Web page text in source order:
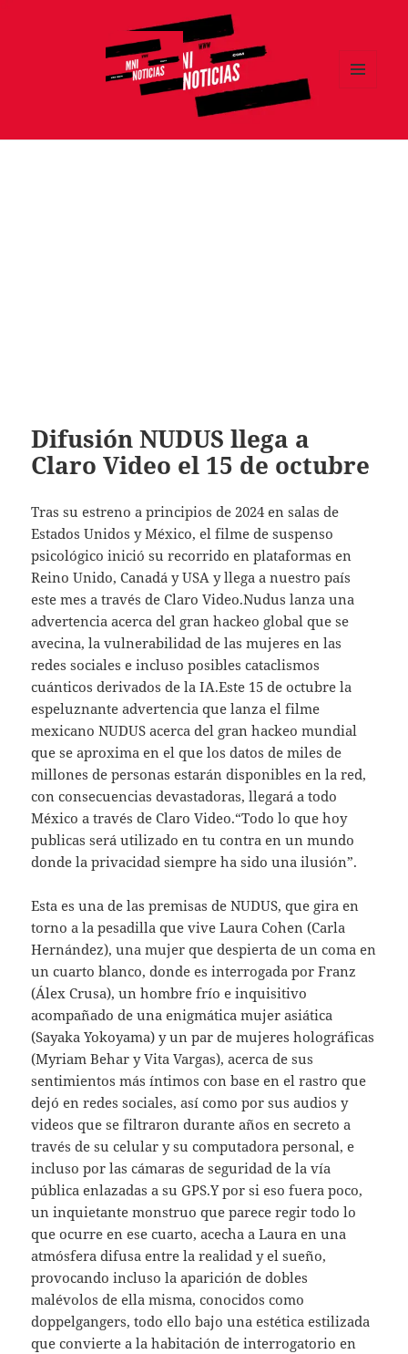
Difusión NUDUS llega a
Claro Video el 15 de octubre
Tras su estreno a principios de 2024 en salas de
Estados Unidos y México, el filme de suspenso
psicológico inició su recorrido en plataformas en
Reino Unido, Canadá y USA y llega a nuestro país
este mes a través de Claro Video.Nudus lanza una
advertencia acerca del gran hackeo global que se
avecina, la vulnerabilidad de las mujeres en las
redes sociales e incluso posibles cataclismos
cuánticos derivados de la IA.Este 15 de octubre la
espeluznante advertencia que lanza el filme
mexicano NUDUS acerca del gran hackeo mundial
que se aproxima en el que los datos de miles de
millones de personas estarán disponibles en la red,
con consecuencias devastadoras, llegará a todo
México a través de Claro Video.“Todo lo que hoy
publicas será utilizado en tu contra en un mundo
donde la privacidad siempre ha sido una ilusión”.
Esta es una de las premisas de NUDUS, que gira en
torno a la pesadilla que vive Laura Cohen (Carla
Hernández), una mujer que despierta de un coma en
un cuarto blanco, donde es interrogada por Franz
(Álex Crusa), un hombre frío e inquisitivo
acompañado de una enigmática mujer asiática
(Sayaka Yokoyama) y un par de mujeres holográficas
(Myriam Behar y Vita Vargas), acerca de sus
sentimientos más íntimos con base en el rastro que
dejó en redes sociales, así como por sus audios y
videos que se filtraron durante años en secreto a
través de su celular y su computadora personal, e
incluso por las cámaras de seguridad de la vía
pública enlazadas a su GPS.Y por si eso fuera poco,
un inquietante monstruo que parece regir todo lo
que ocurre en ese cuarto, acecha a Laura en una
atmósfera difusa entre la realidad y el sueño,
provocando incluso la aparición de dobles
malévolos de ella misma, conocidos como
doppelgangers, todo ello bajo una estética estilizada
que convierte a la habitación de interrogatorio en